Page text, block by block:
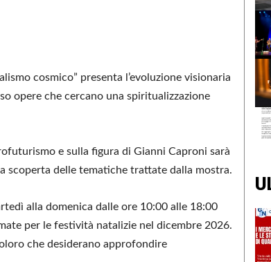
cosmico” presenta l’evoluzione visionaria
opere che cercano una spiritualizzazione
e sulla figura di Gianni Caproni sarà
scoperta delle tematiche trattate dalla mostra.
alla domenica dalle ore 10:00 alle 18:00
per le festività natalizie nel dicembre 2026.
che desiderano approfondire